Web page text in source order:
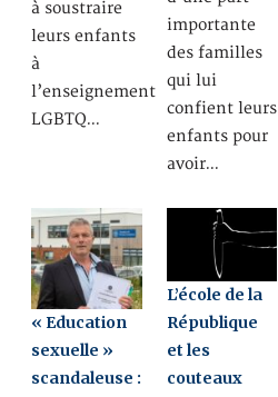
à soustraire
leurs enfants
à
l’enseignement
LGBTQ…
importante
des familles
qui lui
confient leurs
enfants pour
avoir…
« Education
sexuelle »
scandaleuse :
L’école de la
République
et les
couteaux